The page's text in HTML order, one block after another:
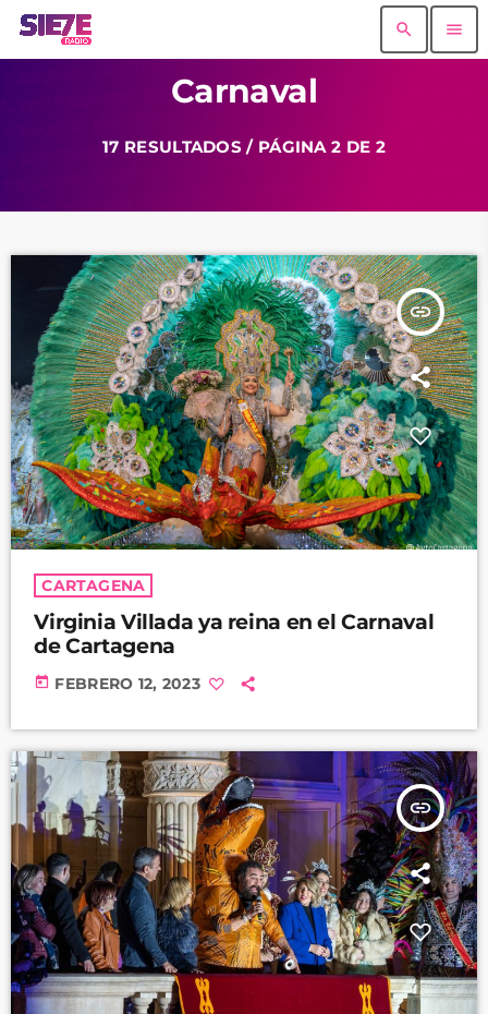
search menu
Carnaval
17 RESULTADOS / PÁGINA 2 DE 2
insert_link
CARTAGENA
Virginia Villada ya reina en el Carnaval
de Cartagena
today FEBRERO 12, 2023
insert_link